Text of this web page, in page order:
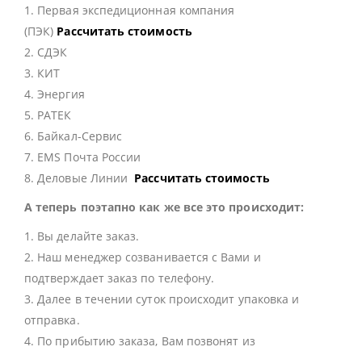
1. Первая экспедиционная компания
(ПЭК) Рассчитать стоимость
2. СДЭК
3. КИТ
4. Энергия
5. РАТЕК
6. Байкал-Сервис
7. EMS Почта России
8. Деловые Линии Рассчитать стоимость
А теперь поэтапно как же все это происходит:
1. Вы делайте заказ.
2. Наш менеджер созванивается с Вами и
подтверждает заказ по телефону.
3. Далее в течении суток происходит упаковка и
отправка.
4. По прибытию заказа, Вам позвонят из